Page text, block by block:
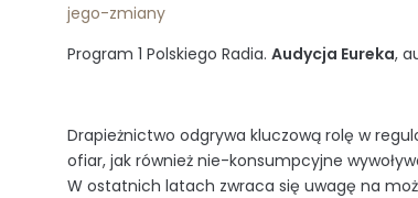
jego-zmiany
Program 1 Polskiego Radia.Audycja Eureka,
Drapieżnictwo odgrywa kluczową rolę w
ofiar, jak również nie-konsumpcyjne
W ostatnich latach zwraca się uwagę na